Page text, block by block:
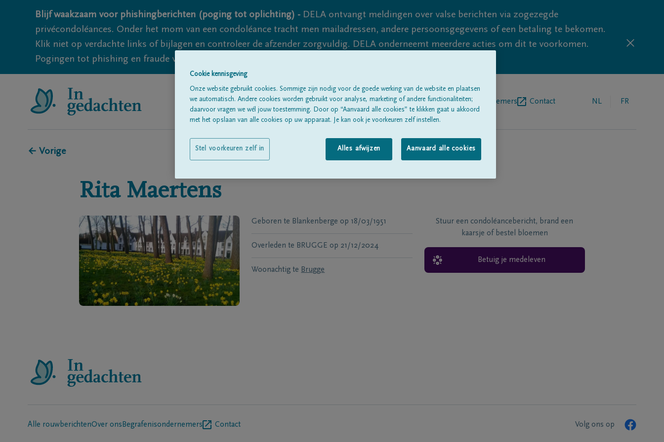
Blijf waakzaam voor phishingberichten (poging tot oplichting) - DELA ontvangt meldingen over valse berichten via zogezegde
privécondoléances. Onder het mom van een condoléance tracht men mailadressen, andere persoonsgegevens of een betaling te bekomen.
Klik niet op verdachte links of bijlagen en controleer de afzender zorgvuldig. DELA onderneemt meerdere acties om dit te voorkomen.
Pogingen tot phishing en fraude vallen echter nooit volledig uit te sluiten, dus blijf waakzaam.
Alle rouwberichten Over onsBegrafenisondernemers Contact NL FR
← Vorige
Rita Maertens
Geboren te Blankenberge op 18/03/1951
Overleden te BRUGGE op 21/12/2024
Woonachtig te Brugge
Stuur een condoléancebericht, brand een
kaarsje of bestel bloemen
Betuig je medeleven
Alle rouwberichtenOver ons Begrafenisondernemers Contact Volg ons op
Cookie kennisgeving
Onze website gebruikt cookies. Sommige zijn nodig voor de goede werking van de website en plaatsen
we automatisch. Andere cookies worden gebruikt voor analyse, marketing of andere functionaliteiten;
daarvoor vragen we wél jouw toestemming. Door op “Aanvaard alle cookies” te klikken gaat u akkoord
met het opslaan van alle cookies op uw apparaat. Je kan ook je voorkeuren zelf instellen.
Alles afwijzen Aanvaard alle cookies
Stel voorkeuren zelf in